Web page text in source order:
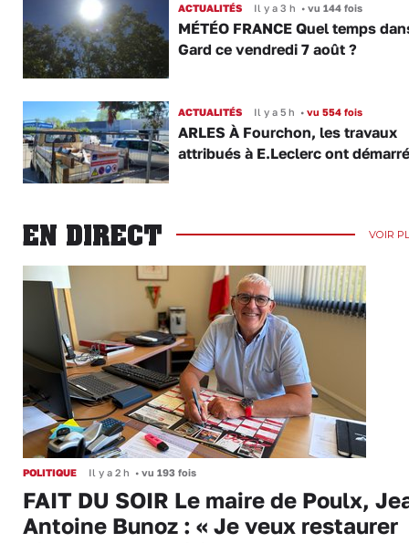
ACTUALITÉS Il y a 3 h •vu 144 fois
MÉTÉO FRANCE Quel temps
Gard ce vendredi 7 août ?
ACTUALITÉS Il y a 5 h •vu 554 fois
ARLES À Fourchon, les travaux
attribués à E.Leclerc ont démarré
EN DIRECT VOIR
POLITIQUE Il y a 2 h • vu 193 fois
FAIT DU SOIR Le maire de Poulx,
Antoine Bunoz : « Je veux restaurer